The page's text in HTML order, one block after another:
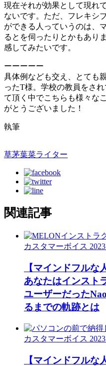
現在それが効果として現れ
ないです。ただ、フレキシ
ができる人っていうのは、
るとを伺ったりとかもあり
感してみたいです。
ーーーーー
具体例なども交え、とても
ったT様。学校の教員をさ
て頂く中でこちらも様々な
がとうございました！
執筆
草茅葉菜ライター
関連記事
カスタマーボイス
【マインドフルな
あなたはインスト
ユーザーだった
るまでの軌跡とは
カスタマーボイス
【マインドフルな